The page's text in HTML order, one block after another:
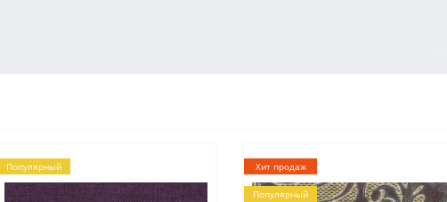
Популярный Хит продаж
Популярный